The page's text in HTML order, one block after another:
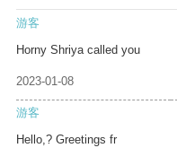
游客
Horny Shriya called you
2023-01-08
游客
Hello,? Greetings fr